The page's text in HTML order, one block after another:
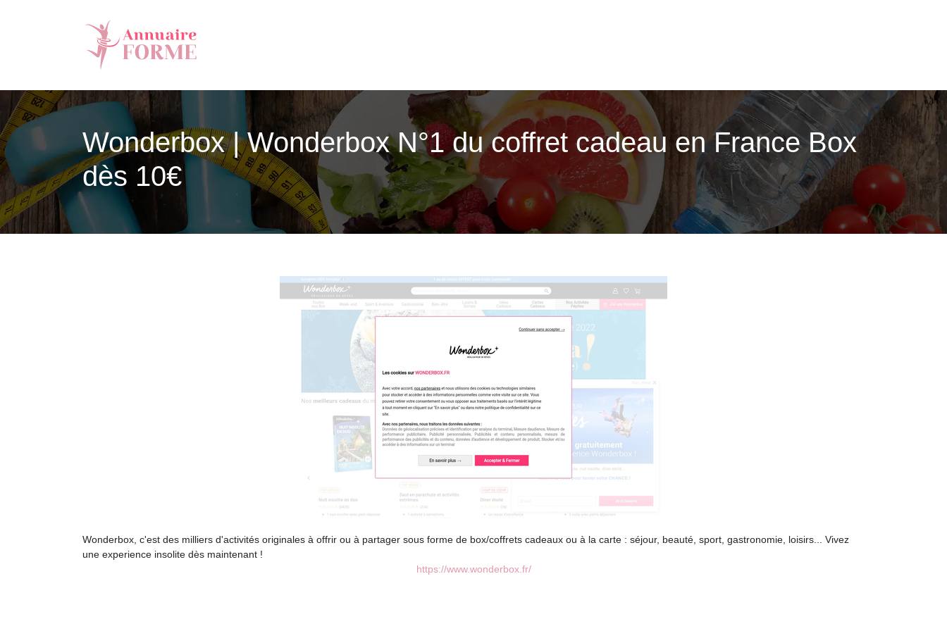
Wonderbox | Wonderbox N°1 du coffret cadeau en France Box
dès 10€
Wonderbox, c'est des milliers d'activités originales à offrir ou à partager sous forme de box/coffrets cadeaux ou à la carte : séjour, beauté, sport, gastronomie, loisirs... Vivez
une experience insolite dès maintenant !
https://www.wonderbox.fr/